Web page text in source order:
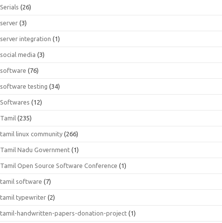
Serials (26)
server (3)
server integration (1)
social media (3)
software (76)
software testing (34)
Softwares (12)
Tamil (235)
tamil linux community (266)
Tamil Nadu Government (1)
Tamil Open Source Software Conference (1)
tamil software (7)
tamil typewriter (2)
tamil-handwritten-papers-donation-project (1)